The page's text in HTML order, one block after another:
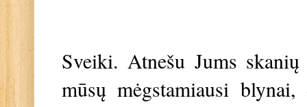
Sveiki. Atnešu Jums
mūsų mėgstamiausi